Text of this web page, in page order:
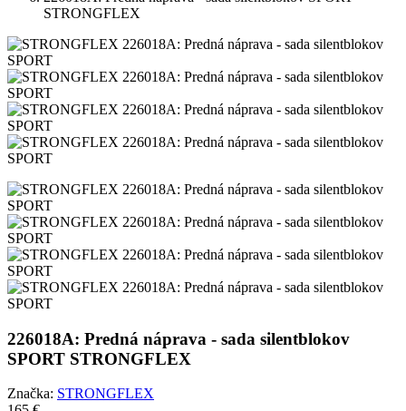
STRONGFLEX
226018A: Predná náprava - sada silentblokov
SPORT STRONGFLEX
Značka: STRONGFLEX